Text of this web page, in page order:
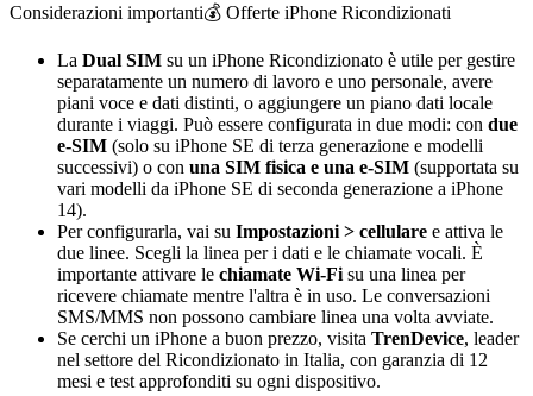
Considerazioni importanti💰 Offerte iPhone Ricondizionati
La Dual SIM su un iPhone Ricondizionato è utile per gestire
separatamente un numero di lavoro e uno personale, avere
piani voce e dati distinti, o aggiungere un piano dati locale
durante i viaggi. Può essere configurata in due modi: con due
e-SIM (solo su iPhone SE di terza generazione e modelli
successivi) o con una SIM fisica e una e-SIM (supportata su
vari modelli da iPhone SE di seconda generazione a iPhone
14).
Per configurarla, vai su Impostazioni > cellulare e attiva le
due linee. Scegli la linea per i dati e le chiamate vocali. È
importante attivare le chiamate Wi-Fi su una linea per
ricevere chiamate mentre l'altra è in uso. Le conversazioni
SMS/MMS non possono cambiare linea una volta avviate.
Se cerchi un iPhone a buon prezzo, visita TrenDevice, leader
nel settore del Ricondizionato in Italia, con garanzia di 12
mesi e test approfonditi su ogni dispositivo.